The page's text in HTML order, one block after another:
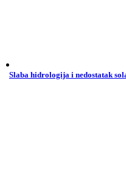
Slaba hidrologija i nedostatak